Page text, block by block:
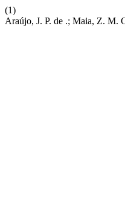
(1)
Araújo, J. P. de .; Maia, Z. M.